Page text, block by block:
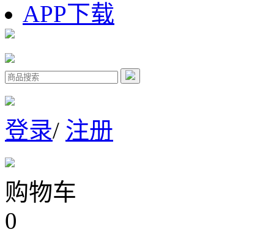
APP下载
登录/ 注册
购物车
0